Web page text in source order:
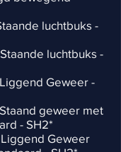
luchtbuks -
luchtbuks -
Geweer -
geweer met
- SH2*
Liggend Geweer